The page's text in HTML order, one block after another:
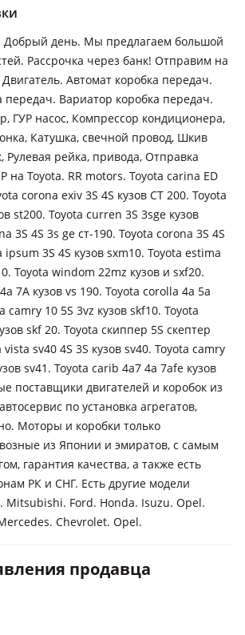
день. Мы предлагаем большой
Рассрочка через банк! Отправим на
Автомат коробка передач.
передач. Вариатор коробка передач.
ГУР насос, Компрессор кондиционера,
Катушка, свечной провод, Шкив
Рулевая рейка, привода, Отправка
Toyota. RR motors. Toyota carina ED
corona exiv 3S 4S кузов СТ 200. Toyota
st200. Toyota curren 3S 3sge кузов
3S 4S 3s ge ст-190. Toyota corona 3S 4S
ipsum 3S 4S кузов sxm10. Toyota estima
Toyota windom 22mz кузов и sxf20.
7A кузов vs 190. Toyota corolla 4a 5a
camry 10 5S 3vz кузов skf10. Toyota
skf 20. Toyota скиппер 5S скептер
vista sv40 4S 3S кузов sv40. Toyota camry
sv41. Toyota carib 4a7 4a 7afe кузов
поставщики двигателей и коробок из
по установка агрегатов,
Моторы и коробки только
из Японии и эмиратов, с самым
гарантия качества, а также есть
РК и СНГ. Есть другие модели
Mitsubishi. Ford. Honda. Isuzu. Opel.
Chevrolet. Opel.
продавца